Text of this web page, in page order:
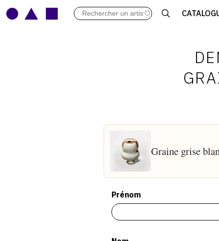
ARCHIVES DES EXPOSITIONS
LIBRAIRIE : LIVRES &
LEXIQUE ARTISTIQUE
Graine grise
Prénom